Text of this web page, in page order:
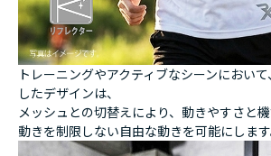
トレーニングやアクティブなシーンにおい
したデザインは、
メッシュとの切替えにより、動きやすさと
動きを制限しない自由な動きを可能にします